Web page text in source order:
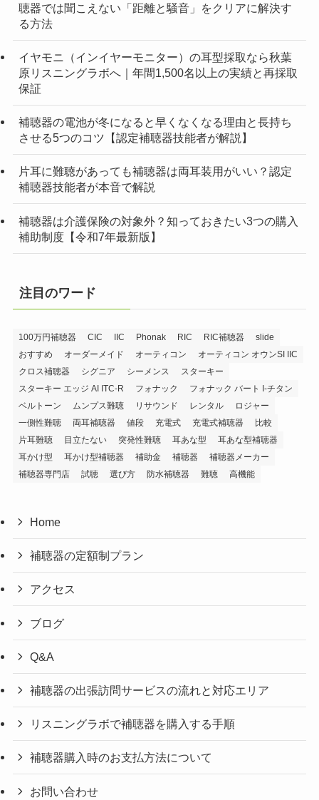
聴器では聞こえない「距離と騒音」をクリアに解決す
る方法
イヤモニ（インイヤーモニター）の耳型採取なら秋葉
原リスニングラボへ｜年間1,500名以上の実績と再採取
保証
補聴器の電池が冬になると早くなくなる理由と長持ち
させる5つのコツ【認定補聴器技能者が解説】
片耳に難聴があっても補聴器は両耳装用がいい？認定
補聴器技能者が本音で解説
補聴器は介護保険の対象外？知っておきたい3つの購入
補助制度【令和7年最新版】
注目のワード
100万円補聴器 CIC IIC Phonak RIC RIC補聴器
slide
おすすめ
オーダーメイド オーティコン
オーティコン オウンSI IIC
クロス補聴器
シグニア シーメンス
スターキー
スターキー エッジ AI ITC-R
フォナック
フォナック バート I-チタン
ベルトーン
ムンプス難聴 リサウンド レンタル
ロジャー
一側性難聴
両耳補聴器 値段 充電式 充電式補聴器
比較
片耳難聴
目立たない 突発性難聴 耳あな型
耳あな型補聴器
耳かけ型
耳かけ型補聴器 補助金 補聴器
補聴器メーカー
補聴器専門店
試聴 選び方 防水補聴器 難聴 高機能
Home
補聴器の定額制プラン
アクセス
ブログ
Q&A
補聴器の出張訪問サービスの流れと対応エリア
リスニングラボで補聴器を購入する手順
補聴器購入時のお支払方法について
お問い合わせ